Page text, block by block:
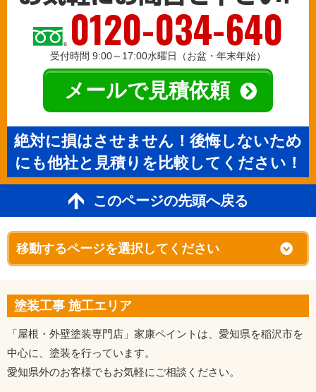
0120-034-640
受付時間 9:00～17:00水曜日（お盆・年末年始）
メールで見積依頼
絶対に損はさせません！後悔しないため
にも他社と見積りを比較してください！
このページの先頭へ戻る
塗装工事 施工エリア
「屋根・外壁塗装専門店」家康ペイントは、愛知県を稲沢市を
中心に、塗装を行っています。
愛知県外のお客様でもお気軽にご相談ください。